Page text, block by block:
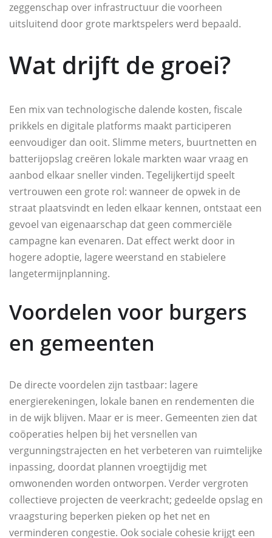
zeggenschap over infrastructuur die voorheen
uitsluitend door grote marktspelers werd bepaald.
Wat drijft de groei?
Een mix van technologische dalende kosten, fiscale
prikkels en digitale platforms maakt participeren
eenvoudiger dan ooit. Slimme meters, buurtnetten en
batterijopslag creëren lokale markten waar vraag en
aanbod elkaar sneller vinden. Tegelijkertijd speelt
vertrouwen een grote rol: wanneer de opwek in de
straat plaatsvindt en leden elkaar kennen, ontstaat een
gevoel van eigenaarschap dat geen commerciële
campagne kan evenaren. Dat effect werkt door in
hogere adoptie, lagere weerstand en stabielere
langetermijnplanning.
Voordelen voor burgers
en gemeenten
De directe voordelen zijn tastbaar: lagere
energierekeningen, lokale banen en rendementen die
in de wijk blijven. Maar er is meer. Gemeenten zien dat
coöperaties helpen bij het versnellen van
vergunningstrajecten en het verbeteren van ruimtelijke
inpassing, doordat plannen vroegtijdig met
omwonenden worden ontworpen. Verder vergroten
collectieve projecten de veerkracht; gedeelde opslag en
vraagsturing beperken pieken op het net en
verminderen congestie. Ook sociale cohesie krijgt een